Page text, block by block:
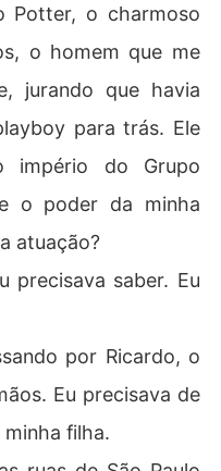
Potter, o charmoso
o homem que me
jurando que havia
para trás. Ele
império do Grupo
o poder da minha
atuação?
precisava saber. Eu
por Ricardo, o
Eu precisava de
filha.